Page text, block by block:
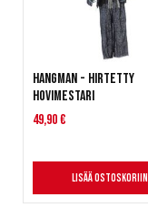
Hangman - Hirtetty
hovimestari
49,90 €
Lisää ostoskoriin